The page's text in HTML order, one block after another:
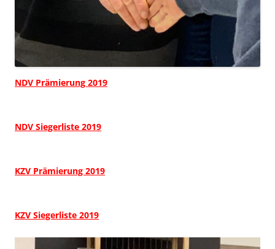
NDV Prämierung 2019
NDV Siegerliste 2019
KZV Prämierung 2019
KZV Siegerliste 2019